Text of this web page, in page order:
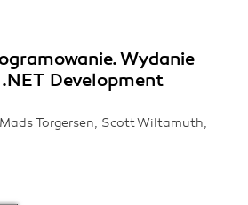
Wydanie
Development
Torgersen, Scott Wiltamuth,